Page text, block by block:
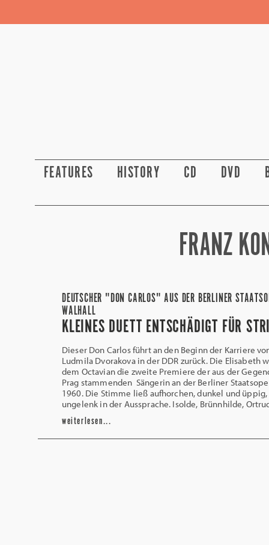
FEATURES HISTORY CD DVD
FRANZ
DEUTSCHER "DON CARLOS" AUS DER BERLINER
WALHALL
KLEINES DUETT ENTSCHÄDIGT FÜR
Dieser Don Carlos führt an den Beginn der Karriere
Ludmila Dvorakova in der DDR zurück. Die Elisabeth
dem Octavian die zweite Premiere der aus der
Prag stammenden Sängerin an der Berliner
1960. Die Stimme ließ aufhorchen, dunkel und
ungelenk in der Aussprache. Isolde, Brünnhilde,
weiterlesen...